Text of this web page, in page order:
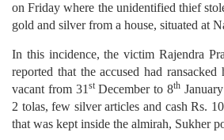
on Friday where the unidentified thief
gold and silver from a house, situated at
In this incidence, the victim Rajendra
reported that the accused had ransacked
vacant from 31 stDecember to 8th
2 tolas, few silver articles and cash Rs.
that was kept inside the almirah, Sukher